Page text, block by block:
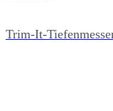
Trim-It-